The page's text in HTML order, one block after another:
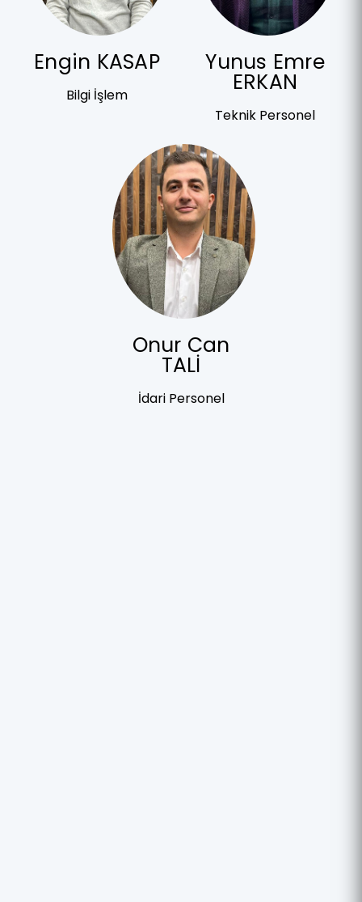
Engin KASAP
Bilgi İşlem
Yunus Emre
ERKAN
Teknik Personel
Onur Can
TALİ
İdari Personel